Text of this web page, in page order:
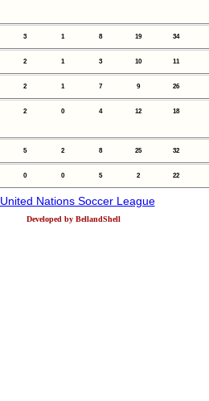
3 1 8 19 34
2 1 3 10 11
2 1 7 9 26
2 0 4 12 18
5 2 8 25 32
0 0 5 2 22
United Nations Soccer League
Developed by BellandShell